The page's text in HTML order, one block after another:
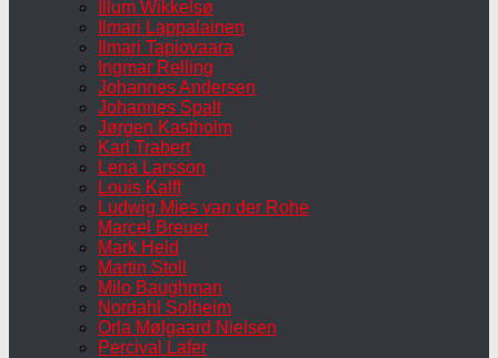
Illum Wikkelsø
Ilmari Lappalainen
Ilmari Tapiovaara
Ingmar Relling
Johannes Andersen
Johannes Spalt
Jørgen Kastholm
Karl Trabert
Lena Larsson
Louis Kalff
Ludwig Mies van der Rohe
Marcel Breuer
Mark Held
Martin Stoll
Milo Baughman
Nordahl Solheim
Orla Mølgaard Nielsen
Percival Lafer